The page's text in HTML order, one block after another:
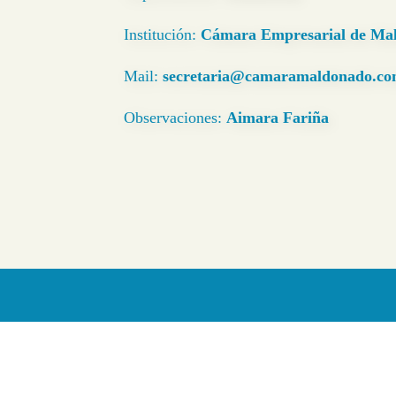
Institución: Cámara Empresarial de
Mail:
Observaciones: Aimara Fariña